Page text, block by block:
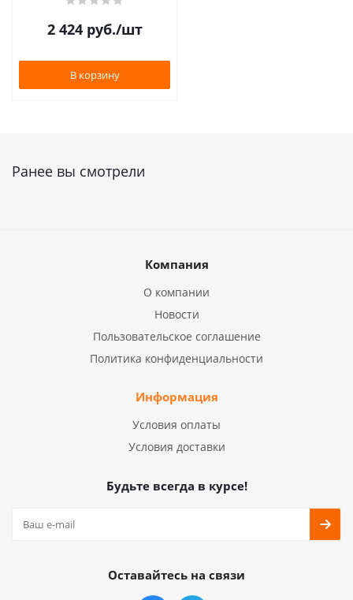
2 424руб./шт
В корзину
Ранее вы смотрели
Компания
О компании
Новости
Пользовательское соглашение
Политика конфиденциальности
Информация
Условия оплаты
Условия доставки
Будьте всегда в курсе!
Оставайтесь на связи